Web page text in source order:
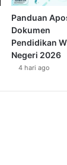
Panduan
Dokumen
Pendidikan
Negeri 2026
4 hari ago